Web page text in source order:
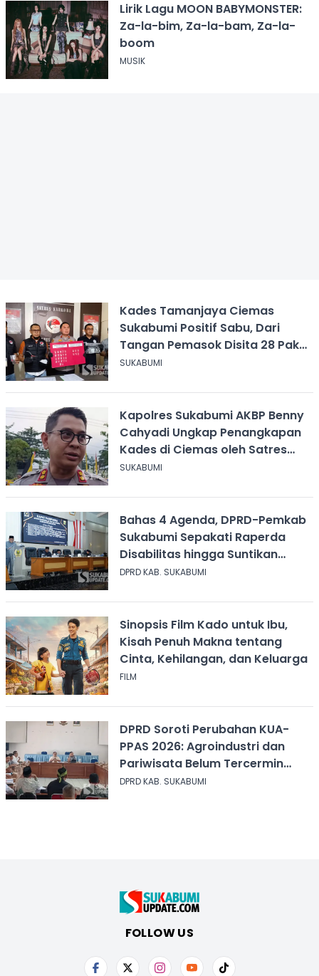
Lirik Lagu MOON BABYMONSTER:
Za-la-bim, Za-la-bam, Za-la-
boom
MUSIK
Kades Tamanjaya Ciemas
Sukabumi Positif Sabu, Dari
Tangan Pemasok Disita 28 Paket
Narkoba
SUKABUMI
Kapolres Sukabumi AKBP Benny
Cahyadi Ungkap Penangkapan
Kades di Ciemas oleh Satres
Narkoba
SUKABUMI
Bahas 4 Agenda, DPRD-Pemkab
Sukabumi Sepakati Raperda
Disabilitas hingga Suntikan
Modal Perum Pesona Wisata
DPRD KAB. SUKABUMI
Sinopsis Film Kado untuk Ibu,
Kisah Penuh Makna tentang
Cinta, Kehilangan, dan Keluarga
FILM
DPRD Soroti Perubahan KUA-
PPAS 2026: Agroindustri dan
Pariwisata Belum Tercermin
dalam Anggaran
DPRD KAB. SUKABUMI
FOLLOW US